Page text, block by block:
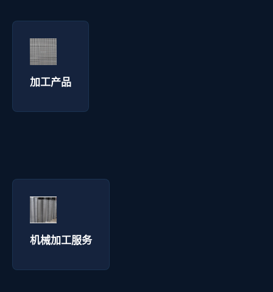
加工产品
加工产品 - 拓通丝网
询价咨询 →
机械加工服务
机械加工服务 - 拓通丝网
询价咨询 →